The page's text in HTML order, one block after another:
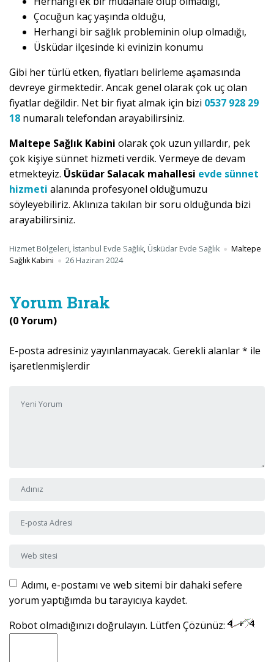
Çocuğun kaç yaşında olduğu,
Herhangi bir sağlık probleminin olup olmadığı,
Üsküdar ilçesinde ki evinizin konumu
Gibi her türlü etken, fiyatları belirleme aşamasında
devreye girmektedir. Ancak genel olarak çok uç olan
fiyatlar değildir. Net bir fiyat almak için bizi 0537 928 29
18 numaralı telefondan arayabilirsiniz.
Maltepe Sağlık Kabini olarak çok uzun yıllardır, pek
çok kişiye sünnet hizmeti verdik. Vermeye de devam
etmekteyiz. Üsküdar Salacak mahallesi evde sünnet
hizmeti alanında profesyonel olduğumuzu
söyleyebiliriz. Aklınıza takılan bir soru olduğunda bizi
arayabilirsiniz.
Hizmet Bölgeleri, İstanbul Evde Sağlık, Üsküdar Evde Sağlık
Maltepe
Sağlık Kabini
26 Haziran 2024
Yorum Bırak
(0 Yorum)
E-posta adresiniz yayınlanmayacak. Gerekli alanlar* ile
işaretlenmişlerdir
Adı ve Soyadı
E-posta Adresi
Web sitesi
Adımı, e-postamı ve web sitemi bir dahaki sefere
yorum yaptığımda bu tarayıcıya kaydet.
Robot olmadığınızı doğrulayın. Lütfen Çözünüz: